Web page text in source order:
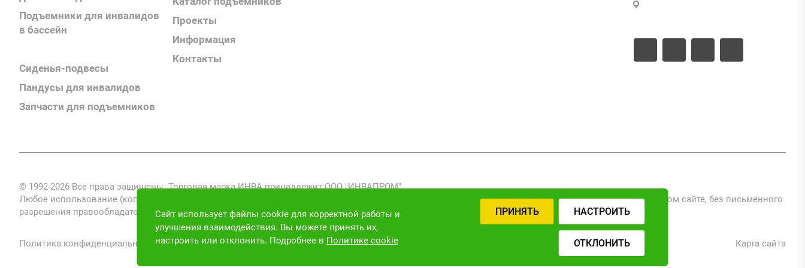
Подъемники для инвалидов
в бассейн
Сиденья-подвесы
Пандусы для инвалидов
Запчасти для подъемников
Проекты
Информация
Контакты
© 1992-2026 Все права защищены. Торговая марка ИНВА принадлежит ООО "ИНВАПРОМ".
Любое использование (копирование, воспроизведение, переработка, распространение) фото-, видео- и текстовых материалов, размещенных на данном сайте, без письменного
разрешения правообладателя запрещено и преследуется по закону (ст. 1301 ГК РФ).
Политика конфиденциальности Версия для слабовидящих Карта сайта
Сайт использует файлы cookie для корректной работы и
улучшения взаимодействия. Вы можете принять их,
настроить или отклонить. Подробнее в Политике cookie
ПРИНЯТЬ НАСТРОИТЬ
ОТКЛОНИТЬ